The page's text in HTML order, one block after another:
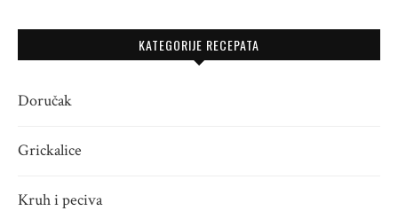
KATEGORIJE RECEPATA
Doručak
Grickalice
Kruh i peciva